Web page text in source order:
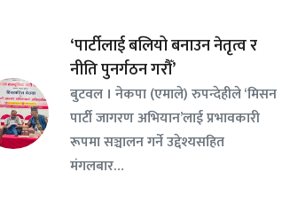
‘पार्टीलाई बलियो बनाउन नेतृत्व र
नीति पुनर्गठन गरौँ’
बुटवल । नेकपा (एमाले) रुपन्देहीले ‘मिसन
पार्टी जागरण अभियान’लाई प्रभावकारी
रूपमा सञ्चालन गर्ने उद्देश्यसहित
मंगलबार…